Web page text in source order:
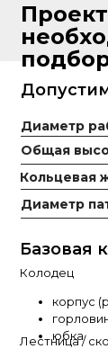
Базовая
Диаметр
Общая
Кольцевая
Диаметр
Колодец
Лестница /
корпус
юбка